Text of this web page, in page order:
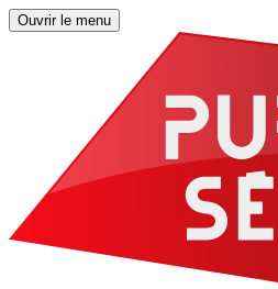
Ouvrir le menu